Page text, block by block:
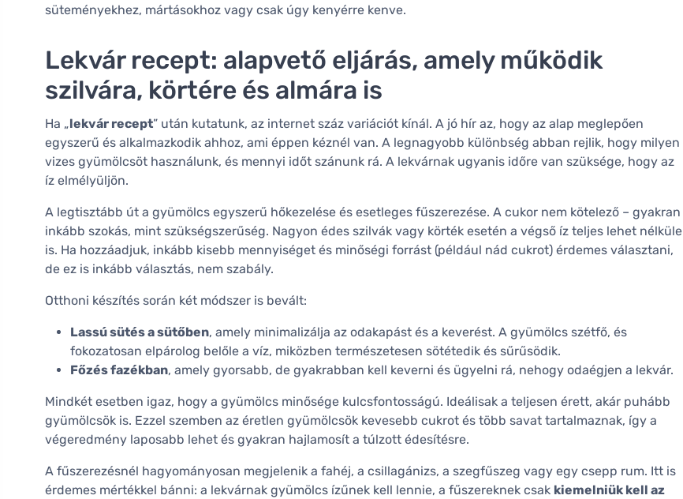
süteményekhez, mártásokhoz vagy csak úgy kenyérre kenve.
Lekvár recept: alapvető eljárás, amely működik
szilvára, körtére és almára is
Ha „lekvár recept” után kutatunk, az internet száz variációt kínál. A jó hír az, hogy az alap meglepően
egyszerű és alkalmazkodik ahhoz, ami éppen kéznél van. A legnagyobb különbség abban rejlik, hogy milyen
vizes gyümölcsöt használunk, és mennyi időt szánunk rá. A lekvárnak ugyanis időre van szüksége, hogy az
íz elmélyüljön.
A legtisztább út a gyümölcs egyszerű hőkezelése és esetleges fűszerezése. A cukor nem kötelező – gyakran
inkább szokás, mint szükségszerűség. Nagyon édes szilvák vagy körték esetén a végső íz teljes lehet nélküle
is. Ha hozzáadjuk, inkább kisebb mennyiséget és minőségi forrást (például nád cukrot) érdemes választani,
de ez is inkább választás, nem szabály.
Otthoni készítés során két módszer is bevált:
Lassú sütés a sütőben, amely minimalizálja az odakapást és a keverést. A gyümölcs szétfő, és
fokozatosan elpárolog belőle a víz, miközben természetesen sötétedik és sűrűsödik.
Főzés fazékban, amely gyorsabb, de gyakrabban kell keverni és ügyelni rá, nehogy odaégjen a lekvár.
Mindkét esetben igaz, hogy a gyümölcs minősége kulcsfontosságú. Ideálisak a teljesen érett, akár puhább
gyümölcsök is. Ezzel szemben az éretlen gyümölcsök kevesebb cukrot és több savat tartalmaznak, így a
végeredmény laposabb lehet és gyakran hajlamosít a túlzott édesítésre.
A fűszerezésnél hagyományosan megjelenik a fahéj, a csillagánizs, a szegfűszeg vagy egy csepp rum. Itt is
érdemes mértékkel bánni: a lekvárnak gyümölcs ízűnek kell lennie, a fűszereknek csak kiemelniük kell az